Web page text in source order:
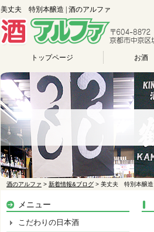
美丈夫 特別本醸造 | 酒のアルファ
トップページ お酒
酒のアルファ > 新着情報&ブログ > 美丈夫 特別本醸造
メニュー
こだわりの日本酒